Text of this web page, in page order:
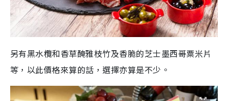
另有黑水欖和香草醃雅枝竹及香脆的芝士墨西哥粟米片
等，以此價格來算的話，選擇亦算是不少。